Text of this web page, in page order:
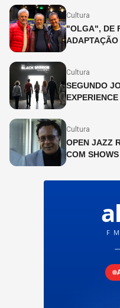
Cultura
"OLGA", DE
Cultura
SEGUNDO
Cultura
OPEN JAZZ
COM